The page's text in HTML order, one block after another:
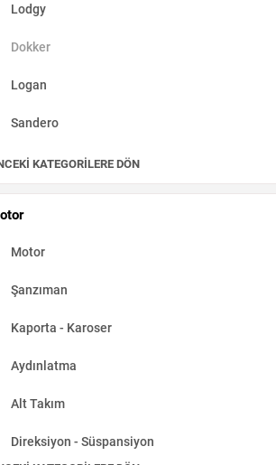
Lodgy
Dokker
Logan
Sandero
KATEGORILERE DÖN
Motor
Şanzıman
Kaporta - Karoser
Aydınlatma
Alt Takım
Direksiyon - Süspansiyon